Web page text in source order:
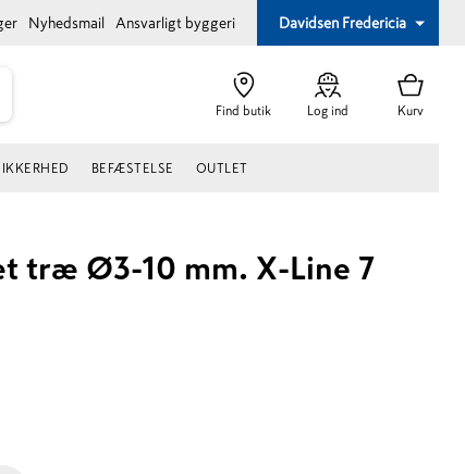
Nyhedsmail Ansvarligt byggeri Davidsen Fredericia
Find butik Log ind Kurv
BEFÆSTELSE OUTLET
træ Ø3-10 mm. X-Line 7